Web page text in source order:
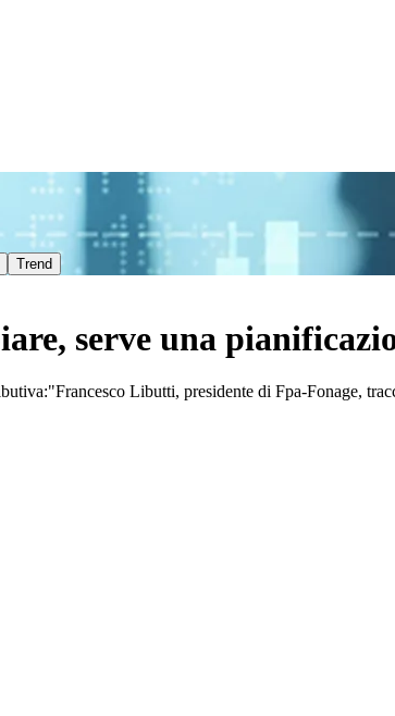
Trend
serve una
Libutti, presidente di Fpa-Fonage,